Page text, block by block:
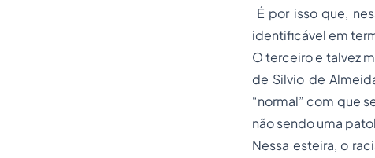
É por isso que,
identificável em
O terceiro e talvez
de Silvio de
“normal” com que
não sendo uma
Nessa esteira, o